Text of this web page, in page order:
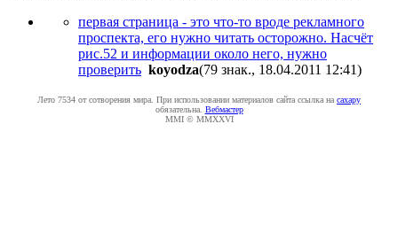
первая страница - это что-то вроде рекламного
проспекта, его нужно читать осторожно. Насчёт
рис.52 и информации около него, нужно
проверить koyodza(79 знак., 18.04.2011 12:41)
Лето 7534 от сотворения мира. При использовании материалов сайта ссылка на caxapу
обязательна. Вебмастер
MMI © MMXXVI